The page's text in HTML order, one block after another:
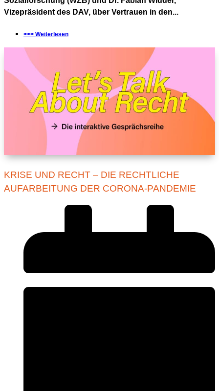
Vizepräsident des DAV, über Vertrauen in den...
>>> Weiterlesen
KRISE UND RECHT – DIE RECHTLICHE
AUFARBEITUNG DER CORONA-PANDEMIE